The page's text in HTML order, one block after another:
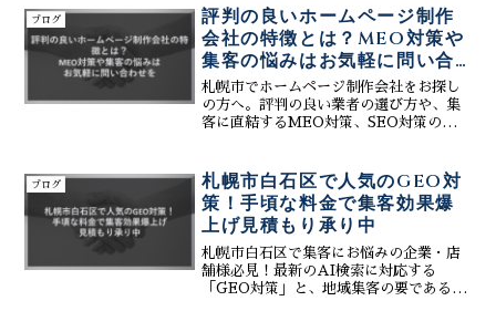
の比較から、AI活用で費用対効果を最大
化する秘訣まで網羅。株式会社ティーコ
ネクトは、コンテンツ生成・口コミ返信
のAI化、MEO・Web制作連携で、貴社
のWeb集客を強力サポート。最適なパー
トナー選びでビジネスを飛躍させましょ
う。
ブログ
評判の良いホームページ制作
会社の特徴とは？MEO対策や
集客の悩みはお気軽に問い合
わせを
札幌市でホームページ制作会社をお探し
の方へ。評判の良い業者の選び方や、集
客に直結するMEO対策、SEO対策の重要
と、初心者でも更新が簡単なCMSで、貴
社のビジネスを強力にサポート。デザイ
ン性だけでなく「見つかる」「集まる」
サイト制作を実現します。Web集客の悩
みや費用対効果に関するご相談は、ぜひ
お気軽にお問い合わせください。
ブログ
札幌市白石区で人気のGEO対
策！手頃な料金で集客効果爆
上げ見積もり承り中
札幌市白石区で集客にお悩みの企業・店
舗様必見！最新のAI検索に対応する
「GEO対策」と、地域集客の要である